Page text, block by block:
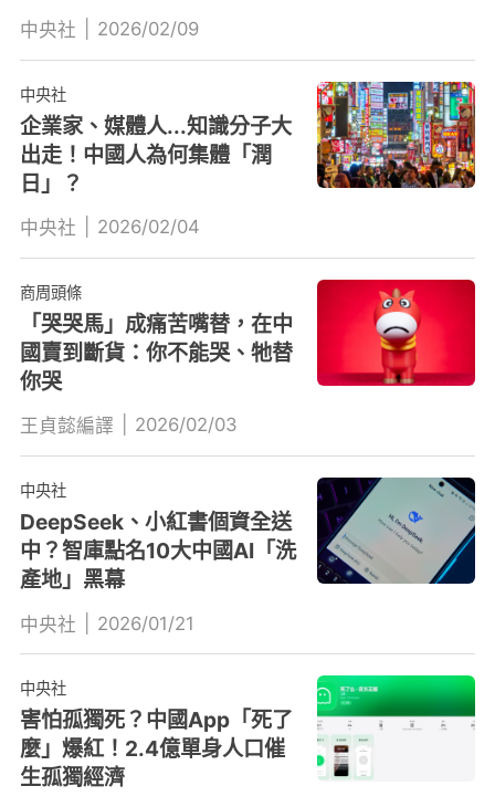
中央社 2026/02/09
中央社
企業家、媒體人...知識分子大
出走！中國人為何集體「潤
日」？
中央社 2026/02/04
商周頭條
「哭哭馬」成痛苦嘴替，在中
國賣到斷貨：你不能哭、牠替
你哭
王貞懿編譯 2026/02/03
中央社
DeepSeek、小紅書個資全送
中？智庫點名10大中國AI「洗
產地」黑幕
中央社 2026/01/21
中央社
害怕孤獨死？中國App「死了
麼」爆紅！2.4億單身人口催
生孤獨經濟